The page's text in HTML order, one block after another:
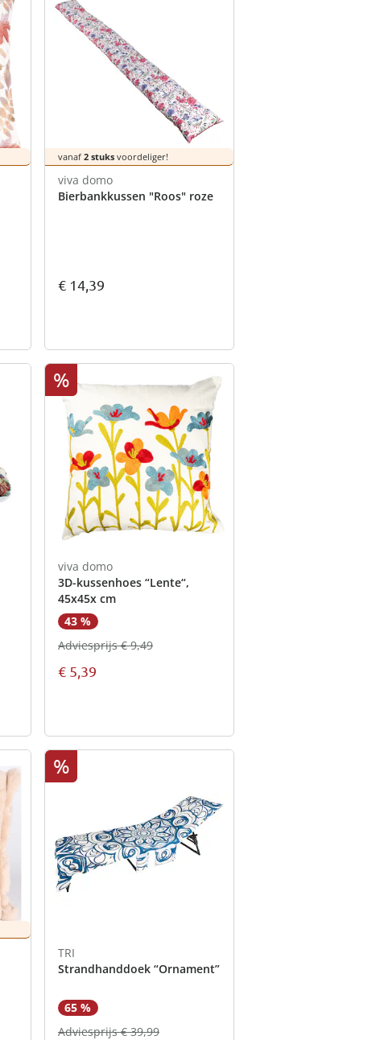
vanaf 2 stuks voordeliger!
viva domo
Bierbankkussen "Roos" roze
€ 14,39
%
viva domo
3D-kussenhoes “Lente“,
45x45x cm
43 %
€ 5,39
Adviesprijs € 9,49
%
TRI
Strandhanddoek “Ornament”
65 %
Adviesprijs € 39,99